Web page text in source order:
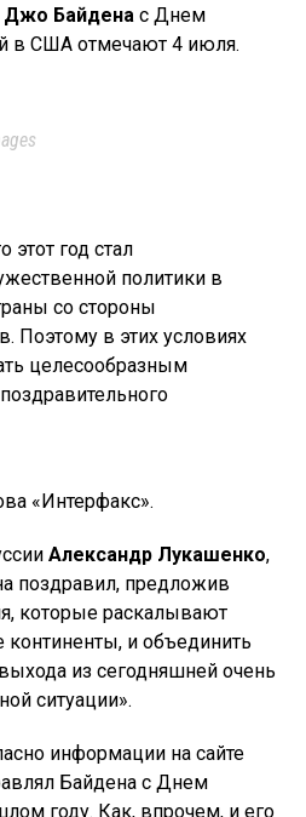
Джо Байдена с Днем
в США отмечают 4 июля.
этот год стал
политики в
со стороны
Поэтому в этих условиях
целесообразным
«Интерфакс».
Александр Лукашенко,
поздравил, предложив
которые раскалывают
и объединить
из сегодняшней очень
ситуации».
информации на сайте
Байдена с Днем
году. Как, впрочем, и его